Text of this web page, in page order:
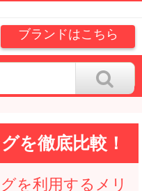
ブランドはこちら
を徹底比較！
を利用するメリ